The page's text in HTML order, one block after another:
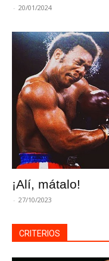
- 20/01/2024
¡Alí, mátalo!
- 27/10/2023
CRITERIOS